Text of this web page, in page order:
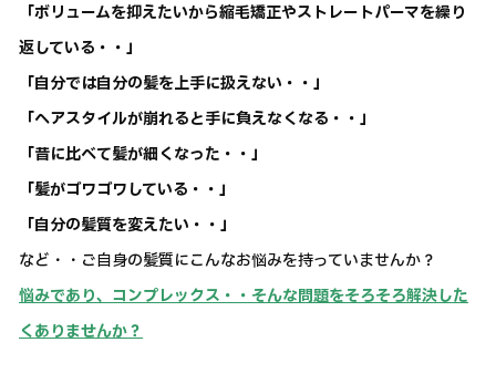
「ボリュームを抑えたいから縮毛矯正やストレートパーマを繰り
返している・・」
「自分では自分の髪を上手に扱えない・・」
「ヘアスタイルが崩れると手に負えなくなる・・」
「昔に比べて髪が細くなった・・」
「髪がゴワゴワしている・・」
「自分の髪質を変えたい・・」
など・・ご自身の髪質にこんなお悩みを持っていませんか？
悩みであり、コンプレックス・・そんな問題をそろそろ解決した
くありませんか？